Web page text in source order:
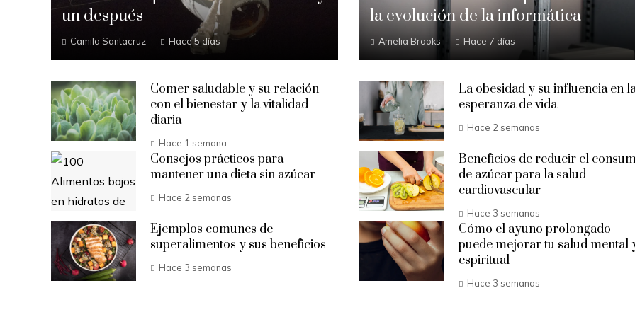
un después
Camila Santacruz Hace 5 días
la evolución de la informática
Amelia Brooks Hace 7 días
Comer saludable y su relación
con el bienestar y la vitalidad
diaria
Hace 1 semana
La obesidad y su influencia en
esperanza de vida
Hace 2 semanas
Consejos prácticos para
mantener una dieta sin azúcar
Hace 2 semanas
Beneficios de reducir el
de azúcar para la salud
cardiovascular
Hace 3 semanas
Ejemplos comunes de
superalimentos y sus beneficios
Hace 3 semanas
Cómo el ayuno prolongado
puede mejorar tu salud mental
espiritual
Hace 3 semanas